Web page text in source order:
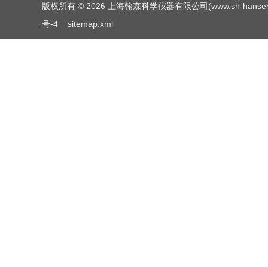
版权所有 © 2026 上海翰森科学仪器有限公司(www.sh-
号-4
sitemap.xml